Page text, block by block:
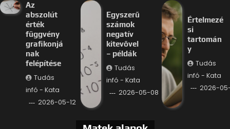
Az
abszolút
érték
függvény
grafikonjá
nak
felépítése
Tudás
infó - Kata
2026-05-12
Egyszerű
számok
negatív
kitevővel
– példák
Tudás
infó - Kata
2026-05-08
Értelmezé
si
tartomán
y
Tudás
infó - Kata
2026-